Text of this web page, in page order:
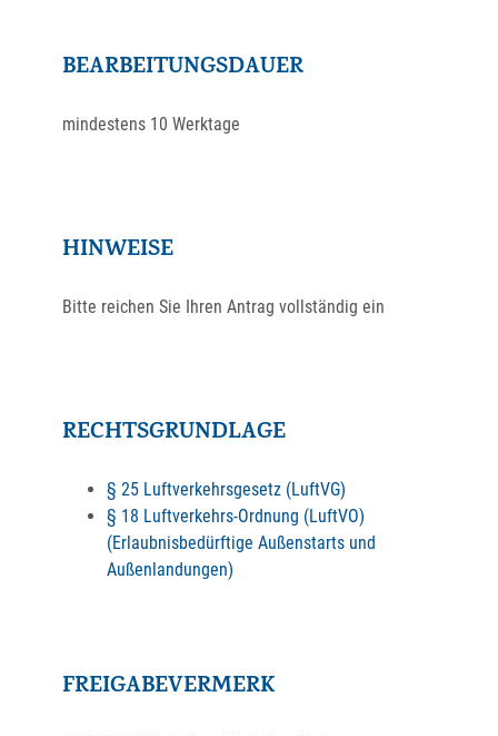
BEARBEITUNGSDAUER
mindestens 10 Werktage
HINWEISE
Bitte reichen Sie Ihren Antrag vollständig ein
RECHTSGRUNDLAGE
§ 25 Luftverkehrsgesetz (LuftVG)
§ 18 Luftverkehrs-Ordnung (LuftVO)
(Erlaubnisbedürftige Außenstarts und
Außenlandungen)
FREIGABEVERMERK